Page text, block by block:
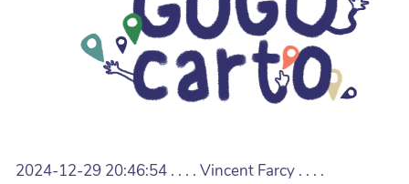
2024-12-29 20:46:54 . . . . Vincent Farcy . . . .